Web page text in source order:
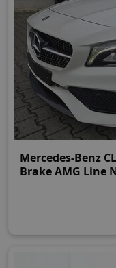
Mercedes-Benz
Brake AMG Line